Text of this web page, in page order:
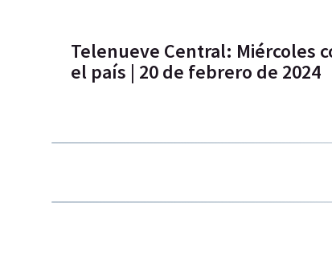
Telenueve Central: Miércoles
el país | 20 de febrero de 2024